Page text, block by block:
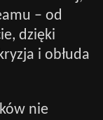
– od
dzięki
i obłuda
nie